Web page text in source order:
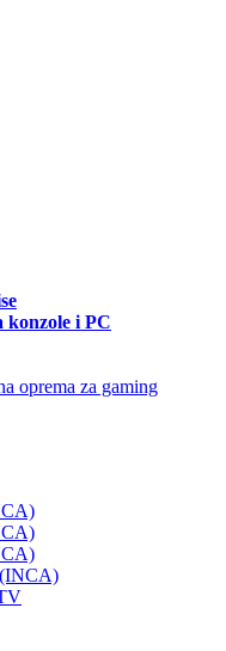
konzole i PC
oprema za gaming